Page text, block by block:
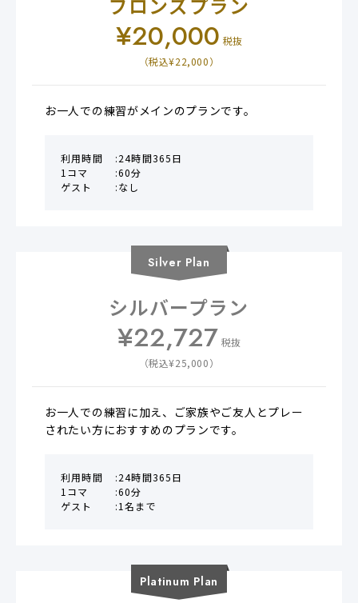
ブロンズプラン
¥20,000 税抜
（税込¥22,000）
お一人での練習がメインのプランです。
利用時間
24時間365日
1コマ
60分
ゲスト
なし
Silver Plan
シルバープラン
¥22,727 税抜
（税込¥25,000）
お一人での練習に加え、ご家族やご友人とプレー
されたい方におすすめのプランです。
利用時間
24時間365日
1コマ
60分
ゲスト
1名まで
Platinum Plan